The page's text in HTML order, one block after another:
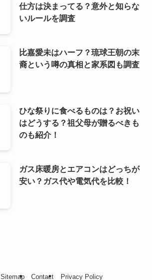
仕方は決まってる？意外と知らな
いルールを調査
比嘉愛未はハーフ？琉球王朝の末
裔という噂の真相と家系図も調査
ひな祭りに食べるものは？お祝い
はどうする？祖父母が贈るべきも
のも紹介！
ガス床暖房とエアコンはどっちが
安い？ガス代や電気代を比較！
Sitemap Contact Privacy Policy